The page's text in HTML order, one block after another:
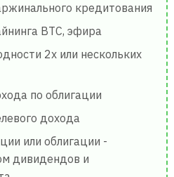
кредитования
BTC, эфира
2х или нескольких
по облигации
дохода
или облигации -
дивидендов и